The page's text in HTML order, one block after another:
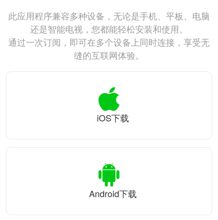
此应用程序兼容多种设备，无论是手机、平板、电脑
还是智能电视，您都能轻松安装和使用。
通过一次订阅，即可在多个设备上同时连接，享受无
缝的互联网体验。
iOS下载
Android下载